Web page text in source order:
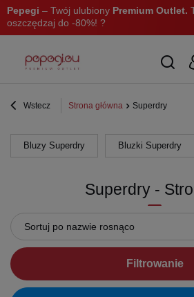
Pepegi – Twój ulubiony Premium Outlet.
oszczędzaj do -80%! ?
Wstecz Strona główna Superdry
Bluzy Superdry Bluzki Superdry
Superdry -
Sortuj po nazwie rosnąco
Filtrowanie